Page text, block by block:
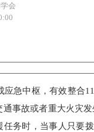
会
急中枢，有效整合
通事故或者重大火灾
任务时，当事人只要